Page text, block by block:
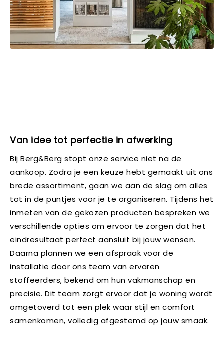
Van idee tot perfectie in afwerking
Bij Berg&Berg stopt onze service niet na de
aankoop. Zodra je een keuze hebt gemaakt uit ons
brede assortiment, gaan we aan de slag om alles
tot in de puntjes voor je te organiseren. Tijdens het
inmeten van de gekozen producten bespreken we
verschillende opties om ervoor te zorgen dat het
eindresultaat perfect aansluit bij jouw wensen.
Daarna plannen we een afspraak voor de
installatie door ons team van ervaren
stoffeerders, bekend om hun vakmanschap en
precisie. Dit team zorgt ervoor dat je woning wordt
omgetoverd tot een plek waar stijl en comfort
samenkomen, volledig afgestemd op jouw smaak.